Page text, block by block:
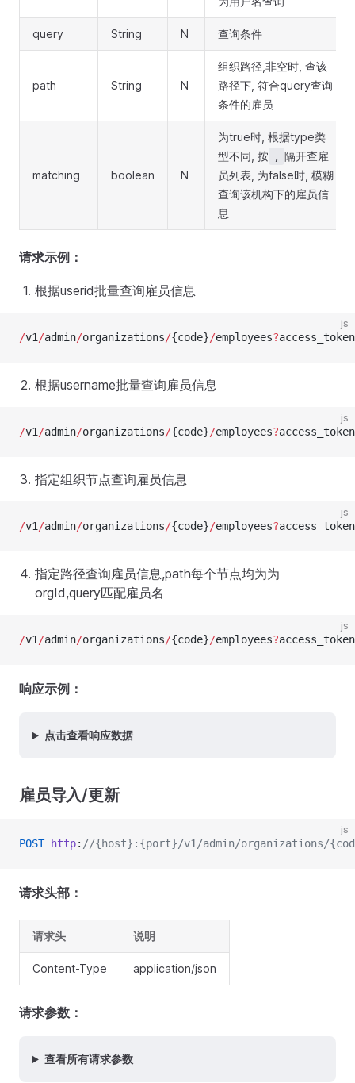
query String N 查询条件
path String N
组织路径,非空时, 查该
路径下, 符合query查询
条件的雇员
matching boolean N
为true时, 根据type类
型不同, 按 , 隔开查雇
员列表, 为false时, 模糊
查询该机构下的雇员信
息
请求示例：
根据userid批量查询雇员信息
js
/v1 /admin/organizations/{code}/employees?access_token
根据username批量查询雇员信息
js
/v1 /admin/organizations/{code}/employees?access_token
指定组织节点查询雇员信息
js
/v1 /admin/organizations/{code}/employees?access_token
指定路径查询雇员信息,path每个节点均为为
orgId,query匹配雇员名
js
/v1 /admin/organizations/{code}/employees?access_token
响应示例：
点击查看响应数据
雇员导入/更新
js
POST http: //{host}:{port}/v1/admin/organizations/
请求头部：
请求头 说明
Content-Type application/json
请求参数：
查看所有请求参数